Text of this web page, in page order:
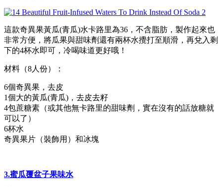
這款奇異果黃瓜(青瓜)水卡路里為36，不含脂肪，製作起來也
非常方便，將瓜果與甜味劑還有兩杯水攪打至順滑，再兌入剩
下的4杯水即可，冷喝味道更好哦！
材料（8人份）：
6個奇異果，去皮
1個大的黃瓜(青瓜)，去皮去籽
4包蔗糖素（或其他無卡路里的甜味劑，實在沒有的話放糖就
可以了）
6杯水
奇異果片（裝飾用）和冰塊
3.蜜瓜覆盆子果味水